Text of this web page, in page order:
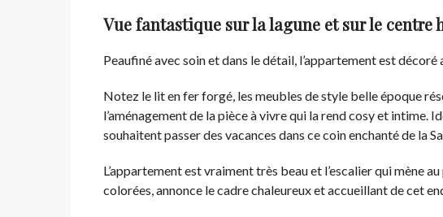
Vue fantastique sur la lagune et sur le centre
Peaufiné avec soin et dans le détail, l’appartement est
Notez le lit en fer forgé, les meubles de style belle époque
l’aménagement de la pièce à vivre qui la rend cosy et intime.
souhaitent passer des vacances dans ce coin enchanté de la
L’appartement est vraiment très beau et l’escalier qui mène
colorées, annonce le cadre chaleureux et accueillant de cet